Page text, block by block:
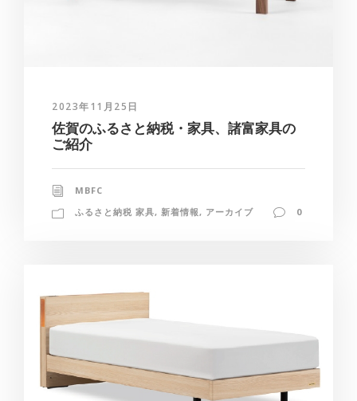
2023年11月25日
佐賀のふるさと納税・家具、諸富家具の
ご紹介
MBFC
ふるさと納税 家具, 新着情報 , アーカイブ 0